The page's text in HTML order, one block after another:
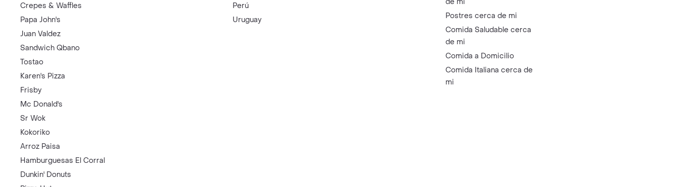
Crepes & Waffles
Papa John's
Juan Valdez
Sandwich Qbano
Tostao
Karen's Pizza
Frisby
Mc Donald's
Sr Wok
Kokoriko
Arroz Paisa
Hamburguesas El Corral
Dunkin' Donuts
Perú
Uruguay
Postres cerca de mi
Comida Saludable cerca
de mi
Comida a Domicilio
Comida Italiana cerca de
mi